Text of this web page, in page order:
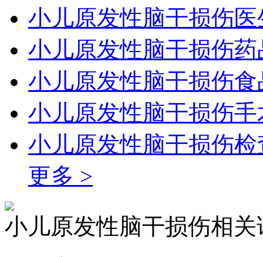
小儿原发性脑干损伤
小儿原发性脑干损伤
小儿原发性脑干损伤
小儿原发性脑干损伤
小儿原发性脑干损伤
更多 >
小儿原发性脑干损伤相关